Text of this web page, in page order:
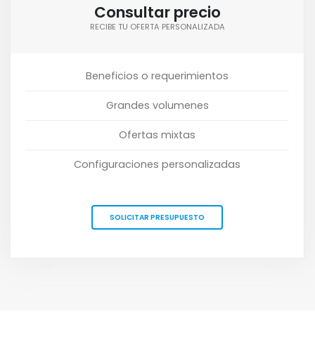
Consultar precio
RECIBE TU OFERTA PERSONALIZADA
Beneficios o requerimientos
Grandes volumenes
Ofertas mixtas
Configuraciones personalizadas
SOLICITAR PRESUPUESTO